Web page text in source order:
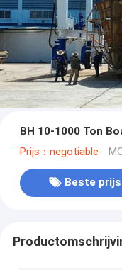
BH 10-1000 Ton
Prijs：negotiable
Beste prijs